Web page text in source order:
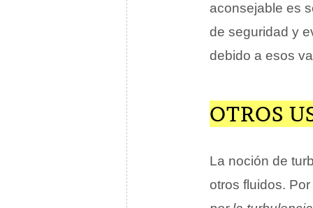
aconsejable es
de seguridad y
debido a esos
OTROS
La noción de
otros fluidos.